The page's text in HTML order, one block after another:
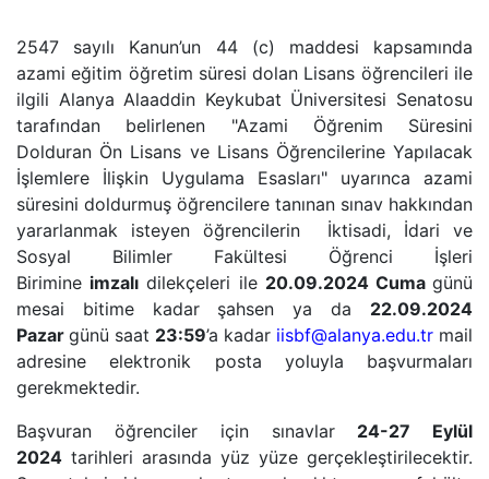
2547 sayılı Kanun’un 44 (c) maddesi kapsamında
azami eğitim öğretim süresi dolan Lisans öğrencileri ile
ilgili Alanya Alaaddin Keykubat Üniversitesi Senatosu
tarafından belirlenen "Azami Öğrenim Süresini
Dolduran Ön Lisans ve Lisans Öğrencilerine Yapılacak
İşlemlere İlişkin Uygulama Esasları" uyarınca azami
süresini doldurmuş öğrencilere tanınan sınav hakkından
yararlanmak isteyen öğrencilerin İktisadi, İdari ve
Sosyal Bilimler Fakültesi Öğrenci İşleri
Birimine imzalı dilekçeleri ile 20.09.2024 Cumagünü
mesai bitime kadar şahsen ya da 22.09.2024
Pazar günü saat 23:59’a kadar iisbf@alanya.edu.tr mail
adresine elektronik posta yoluyla başvurmaları
gerekmektedir.
Başvuran öğrenciler için sınavlar 24-27 Eylül
2024 tarihleri arasında yüz yüze gerçekleştirilecektir.